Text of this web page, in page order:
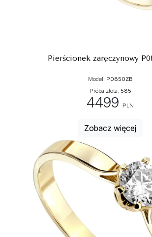
Pierścionek zaręczynowy
Model: P0850ZB
Próba złota: 585
4499 PLN
Zobacz więcej